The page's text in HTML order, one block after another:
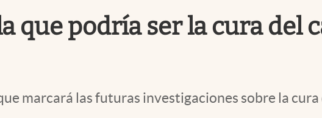
que podría ser la cura del
marcará las futuras investigaciones sobre la